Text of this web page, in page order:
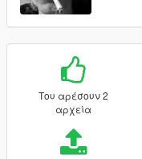
Του αρέσουν 2
αρχεία